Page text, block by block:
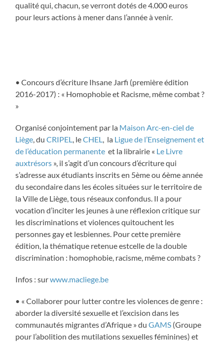
qualité qui, chacun, se verront dotés de 4.000 euros
pour leurs actions à mener dans l’année à venir.
• Concours d’écriture Ihsane Jarfi (première édition
2016-2017) : « Homophobie et Racisme, même combat ?
»
Organisé conjointement par la Maison Arc-en-ciel de
Liège, duCRIPEL, leCHEL, la Ligue de l’Enseignement et
de l’éducation permanente et la librairie « Le Livre
auxtrésors », il s’agit d’un concours d’écriture qui
s’adresse aux étudiants inscrits en 5ème ou 6ème année
du secondaire dans les écoles situées sur le territoire de
la Ville de Liège, tous réseaux confondus. Il a pour
vocation d’inciter les jeunes à une réflexion critique sur
les discriminations et violences quitouchent les
personnes gay et lesbiennes. Pour cette première
édition, la thématique retenue estcelle de la double
discrimination : homophobie, racisme, même combats ?
Infos : surwww.macliege.be
• « Collaborer pour lutter contre les violences de genre :
aborder la diversité sexuelle et l’excision dans les
communautés migrantes d’Afrique » duGAMS (Groupe
pour l’abolition des mutilations sexuelles féminines) et